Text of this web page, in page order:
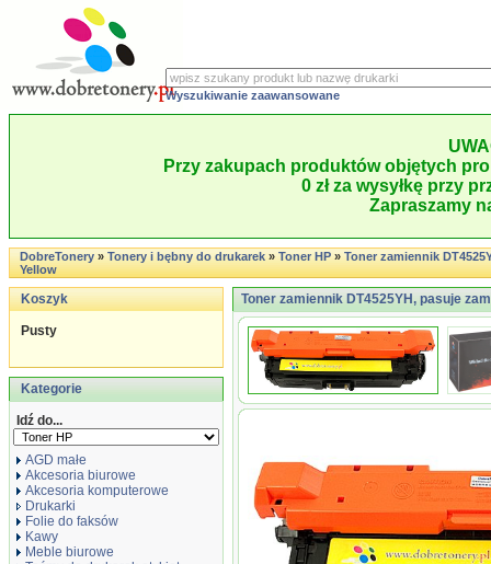
Wyszukiwanie zaawansowane
Przy zakupach produktów objętych
0 zł za wysyłkę przy
Zapraszamy
DobreTonery»Tonery i bębny do drukarek»Toner HP»Toner zamiennik
Yellow
Koszyk
Pusty
Kategorie
Idź do...
AGD małe
Akcesoria biurowe
Akcesoria komputerowe
Drukarki
Folie do faksów
Kawy
Meble biurowe
Toner zamiennik DT4525YH, pasuje